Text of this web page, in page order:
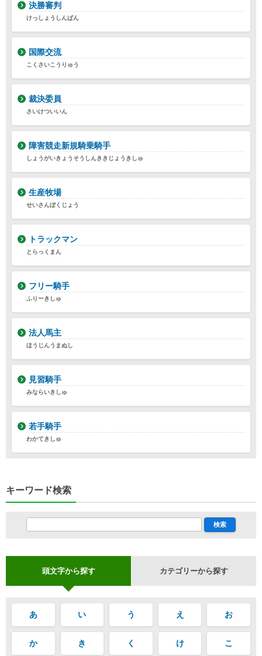
決勝審判
けっしょうしんぱん
国際交流
こくさいこうりゅう
裁決委員
さいけついいん
障害競走新規騎乗騎手
しょうがいきょうそうしんききじょうきしゅ
生産牧場
せいさんぼくじょう
トラックマン
とらっくまん
フリー騎手
ふりーきしゅ
法人馬主
ほうじんうまぬし
見習騎手
みならいきしゅ
若手騎手
わかてきしゅ
キーワード検索
頭文字から探す カテゴリーから探す
あ い う え お
か き く け こ